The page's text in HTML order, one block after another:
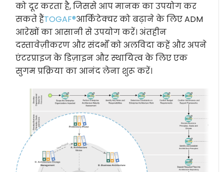
को दूर करता है, जिससे आप मानक का उपयोग कर
सकते हैंTOGAF®आर्किटेक्चर को बढ़ाने के लिए ADM
आरेखों का आसानी से उपयोग करें। अंतहीन
दस्तावेज़ीकरण और संदर्भों को अलविदा कहें और अपने
एंटरप्राइज के डिज़ाइन और स्थायित्व के लिए एक
सुगम प्रक्रिया का आनंद लेना शुरू करें।